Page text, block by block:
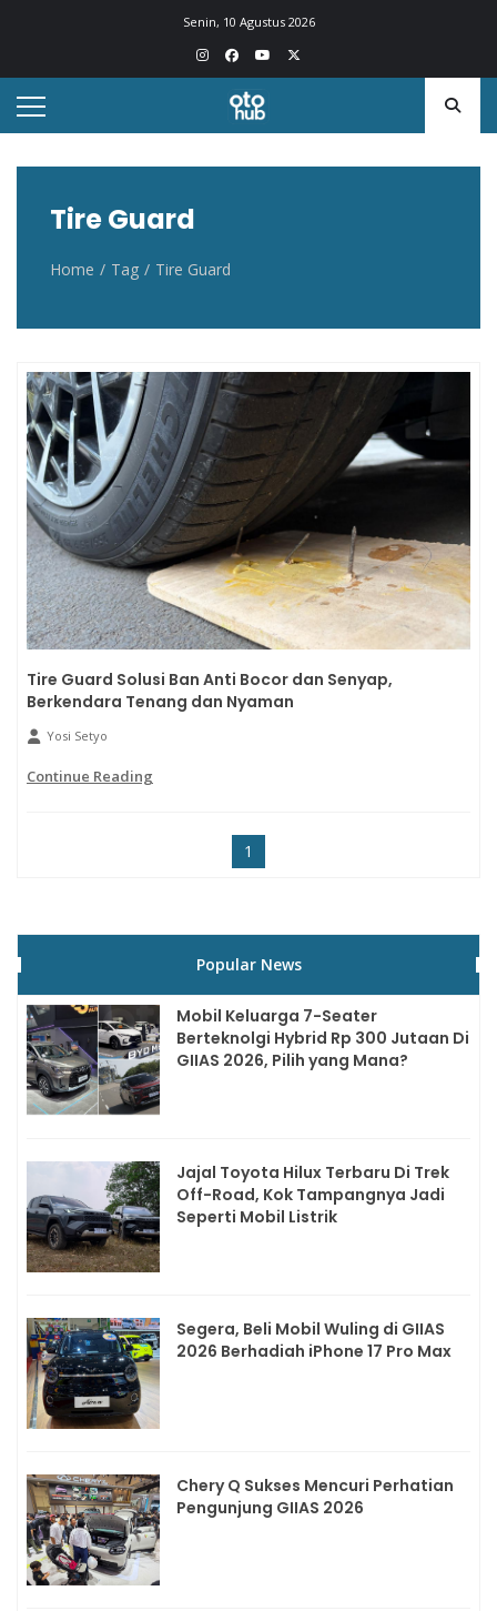
Senin, 10 Agustus 2026
Otohub.co
Portal berita otomotif Indonesia terkini
Tire Guard
Home Tag Tire Guard
Tire Guard Solusi Ban Anti Bocor dan Senyap,
Berkendara Tenang dan Nyaman
Yosi Setyo
Continue Reading
1
Popular News
Mobil Keluarga 7-Seater
Berteknolgi Hybrid Rp 300 Jutaan Di
GIIAS 2026, Pilih yang Mana?
Jajal Toyota Hilux Terbaru Di Trek
Off-Road, Kok Tampangnya Jadi
Seperti Mobil Listrik
Segera, Beli Mobil Wuling di GIIAS
2026 Berhadiah iPhone 17 Pro Max
Chery Q Sukses Mencuri Perhatian
Pengunjung GIIAS 2026